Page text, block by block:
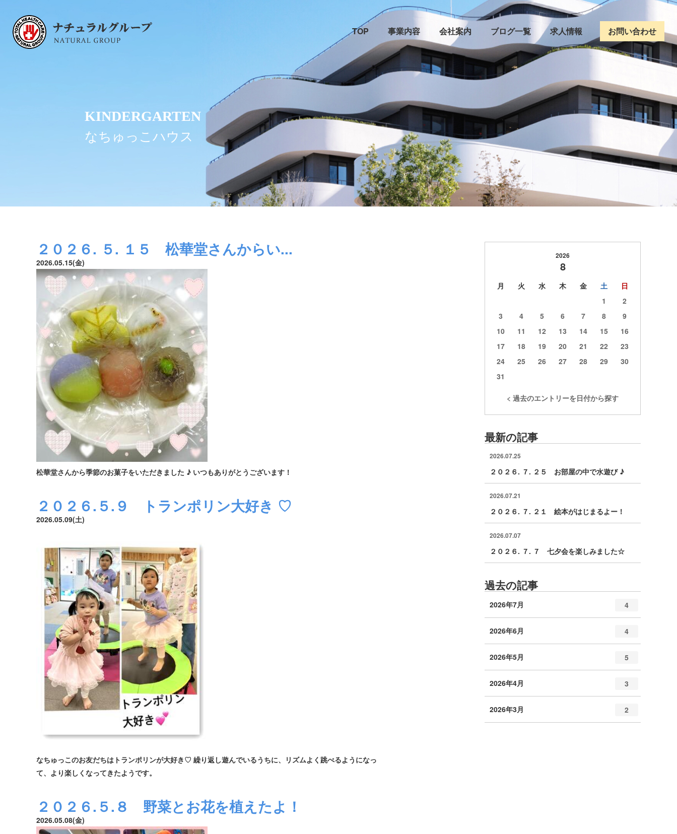
TOP 事業内容 会社案内 ブログ一覧 求人情報 お問い合わせ
KINDERGARTEN
なちゅっこハウス
２０２６. ５. １５ 松華堂さんからい...
2026.05.15(金)
松華堂さんから季節のお菓子をいただきました ♪ いつもありがとうございます！
２０２６.５.９ トランポリン大好き ♡
2026.05.09(土)
なちゅっこのお友だちはトランポリンが大好き♡ 繰り返し遊んでいるうちに、リズムよく跳べるようになっ
て、より楽しくなってきたようです。
２０２６.５.８ 野菜とお花を植えたよ！
2026.05.08(金)
2026
8
月 火 水 木 金 土
日
1
2
3
4 5 6 7 8
9
10
11 12 13 14 15
16
17
18 19 20 21 22
23
24
25 26 27 28 29
30
31
< 過去のエントリーを日付から探す
最新の記事
2026.07.25
２０２６. ７. ２５ お部屋の中で水遊び ♪
2026.07.21
２０２６. ７. ２１ 絵本がはじまるよー！
2026.07.07
２０２６. ７. ７ 七夕会を楽しみました☆
過去の記事
2026年7月 4
2026年6月 4
2026年5月 5
2026年4月 3
2026年3月 2